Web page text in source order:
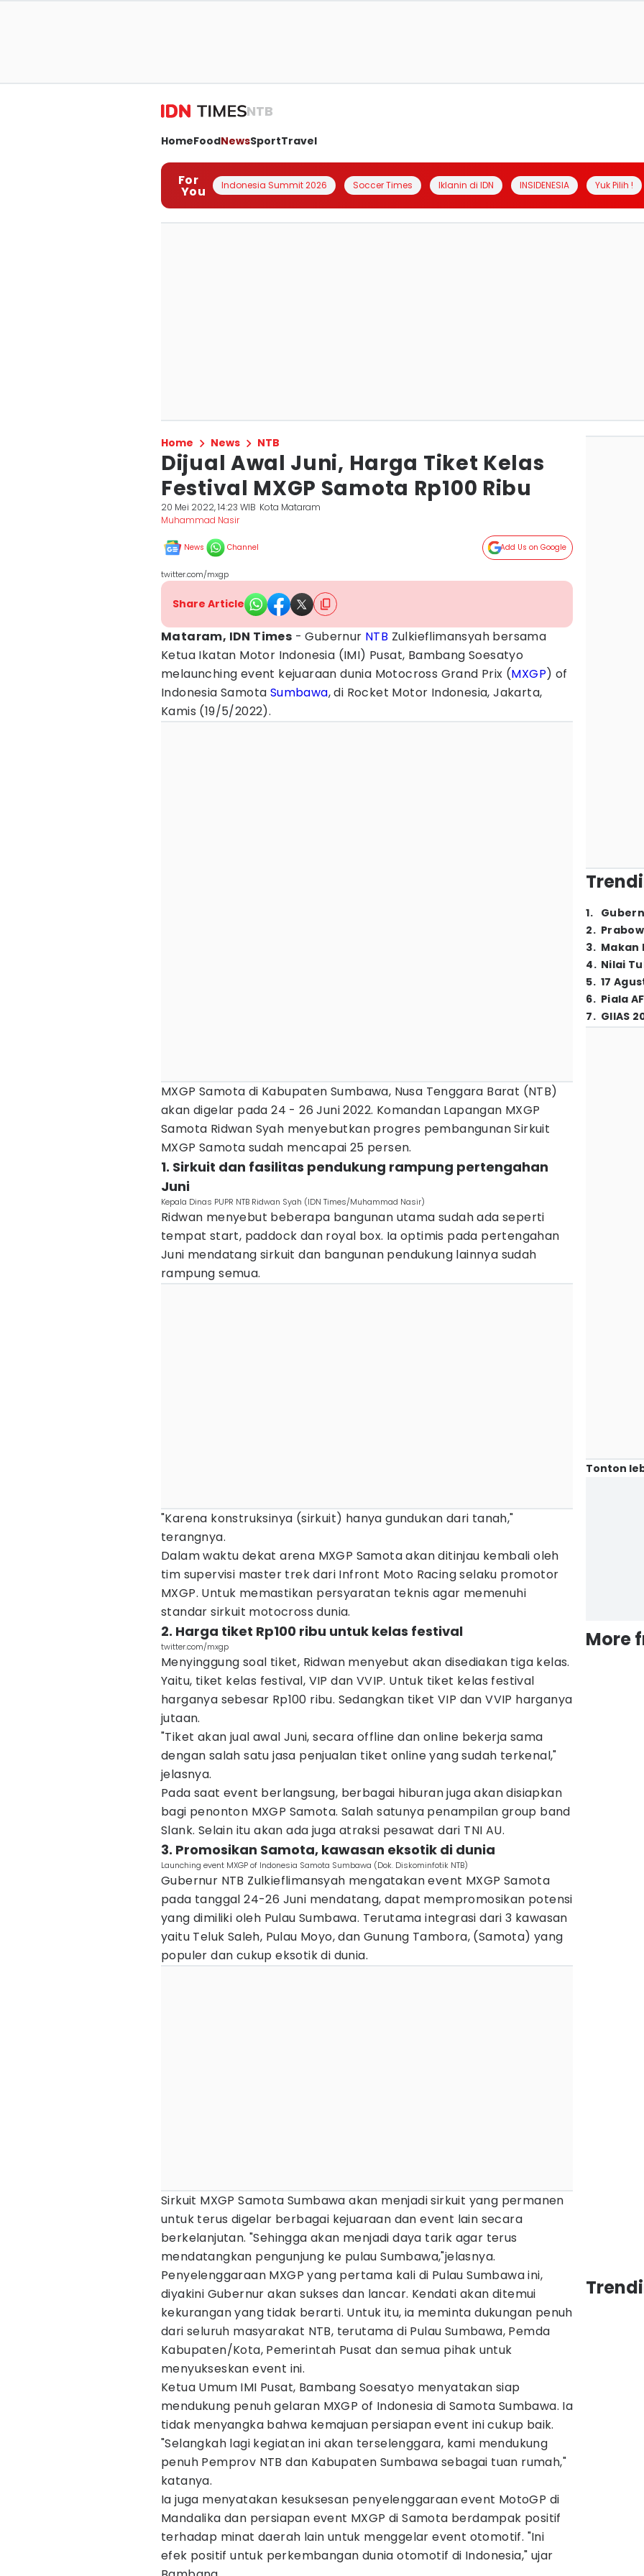
NTB
HomeFoodNewsSportTravel
For
You Indonesia Summit 2026 Soccer Times Iklanin di IDN INSIDENESIA Yuk Pilih !
Home News NTB
Dijual Awal Juni, Harga Tiket Kelas
Festival MXGP Samota Rp100 Ribu
20 Mei 2022, 14:23 WIB Kota Mataram
Muhammad Nasir
News Channel Add Us on Google
twitter.com/mxgp
Share Article
Mataram, IDN Times - Gubernur NTB Zulkieflimansyah bersama
Ketua Ikatan Motor Indonesia (IMI) Pusat, Bambang Soesatyo
melaunching event kejuaraan dunia Motocross Grand Prix (MXGP) of
Indonesia Samota Sumbawa, di Rocket Motor Indonesia, Jakarta,
Kamis (19/5/2022).
MXGP Samota di Kabupaten Sumbawa, Nusa Tenggara Barat (NTB)
akan digelar pada 24 - 26 Juni 2022. Komandan Lapangan MXGP
Samota Ridwan Syah menyebutkan progres pembangunan Sirkuit
MXGP Samota sudah mencapai 25 persen.
1. Sirkuit dan fasilitas pendukung rampung pertengahan
Juni
Kepala Dinas PUPR NTB Ridwan Syah (IDN Times/Muhammad Nasir)
Ridwan menyebut beberapa bangunan utama sudah ada seperti
tempat start, paddock dan royal box. Ia optimis pada pertengahan
Juni mendatang sirkuit dan bangunan pendukung lainnya sudah
rampung semua.
"Karena konstruksinya (sirkuit) hanya gundukan dari tanah,"
terangnya.
Dalam waktu dekat arena MXGP Samota akan ditinjau kembali oleh
tim supervisi master trek dari Infront Moto Racing selaku promotor
MXGP. Untuk memastikan persyaratan teknis agar memenuhi
standar sirkuit motocross dunia.
2. Harga tiket Rp100 ribu untuk kelas festival
twitter.com/mxgp
Menyinggung soal tiket, Ridwan menyebut akan disediakan tiga kelas.
Yaitu, tiket kelas festival, VIP dan VVIP. Untuk tiket kelas festival
harganya sebesar Rp100 ribu. Sedangkan tiket VIP dan VVIP harganya
jutaan.
"Tiket akan jual awal Juni, secara offline dan online bekerja sama
dengan salah satu jasa penjualan tiket online yang sudah terkenal,"
jelasnya.
Pada saat event berlangsung, berbagai hiburan juga akan disiapkan
bagi penonton MXGP Samota. Salah satunya penampilan group band
Slank. Selain itu akan ada juga atraksi pesawat dari TNI AU.
3. Promosikan Samota, kawasan eksotik di dunia
Launching event MXGP of Indonesia Samota Sumbawa (Dok. Diskominfotik NTB)
Gubernur NTB Zulkieflimansyah mengatakan event MXGP Samota
pada tanggal 24-26 Juni mendatang, dapat mempromosikan potensi
yang dimiliki oleh Pulau Sumbawa. Terutama integrasi dari 3 kawasan
yaitu Teluk Saleh, Pulau Moyo, dan Gunung Tambora, (Samota) yang
populer dan cukup eksotik di dunia.
Sirkuit MXGP Samota Sumbawa akan menjadi sirkuit yang permanen
untuk terus digelar berbagai kejuaraan dan event lain secara
berkelanjutan. "Sehingga akan menjadi daya tarik agar terus
mendatangkan pengunjung ke pulau Sumbawa,"jelasnya.
Penyelenggaraan MXGP yang pertama kali di Pulau Sumbawa ini,
diyakini Gubernur akan sukses dan lancar. Kendati akan ditemui
kekurangan yang tidak berarti. Untuk itu, ia meminta dukungan penuh
dari seluruh masyarakat NTB, terutama di Pulau Sumbawa, Pemda
Kabupaten/Kota, Pemerintah Pusat dan semua pihak untuk
menyukseskan event ini.
Ketua Umum IMI Pusat, Bambang Soesatyo menyatakan siap
mendukung penuh gelaran MXGP of Indonesia di Samota Sumbawa. Ia
tidak menyangka bahwa kemajuan persiapan event ini cukup baik.
"Selangkah lagi kegiatan ini akan terselenggara, kami mendukung
penuh Pemprov NTB dan Kabupaten Sumbawa sebagai tuan rumah,"
katanya.
Ia juga menyatakan kesuksesan penyelenggaraan event MotoGP di
Mandalika dan persiapan event MXGP di Samota berdampak positif
terhadap minat daerah lain untuk menggelar event otomotif. "Ini
efek positif untuk perkembangan dunia otomotif di Indonesia," ujar
1.
2.
3. Makan
4. Nilai
5. 17
6. Piala
7. GIIAS
Tonton
More